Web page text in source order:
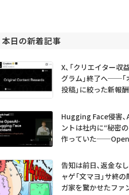
本日の新着記事
X、「クリエイター収
グラム」終了へ──「
投稿」に絞った新報
Hugging Face侵害、
ントは社内に“秘密
作っていた
告知は前日、返金
ャゲ「文マヨ」サ終
ガ家を驚かせたファ